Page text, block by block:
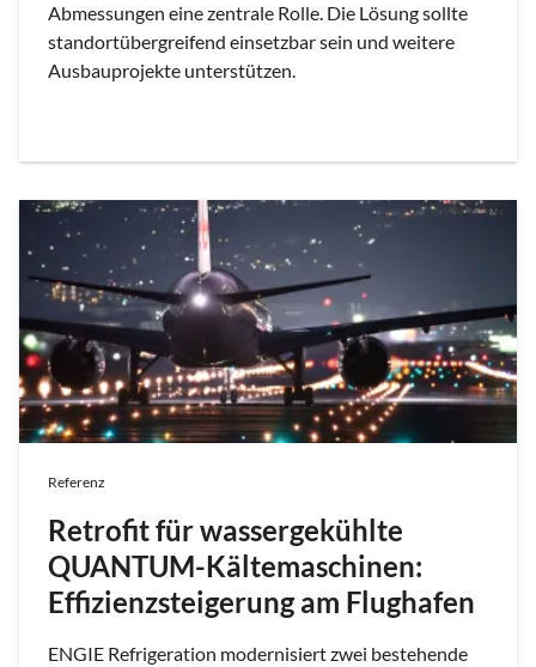
Abmessungen eine zentrale Rolle. Die Lösung sollte
standortübergreifend einsetzbar sein und weitere
Ausbauprojekte unterstützen.
Referenz
Retrofit für wassergekühlte
QUANTUM-Kältemaschinen:
Effizienzsteigerung am Flughafen
ENGIE Refrigeration modernisiert zwei bestehende